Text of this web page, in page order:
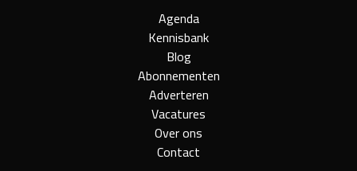
Agenda
Kennisbank
Blog
Abonnementen
Adverteren
Vacatures
Over ons
Contact